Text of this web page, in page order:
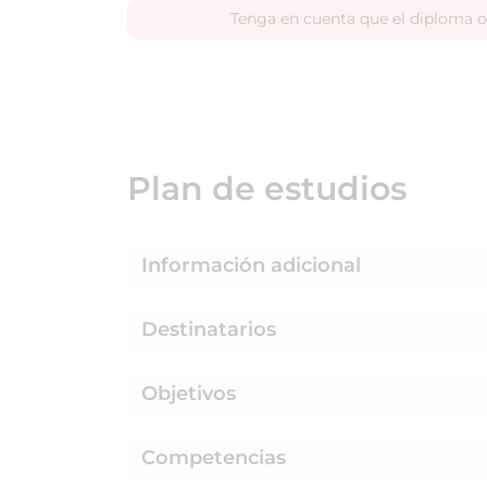
Tenga en cuenta que el diploma
Plan de estudios
Información adicional
Destinatarios
Objetivos
Competencias